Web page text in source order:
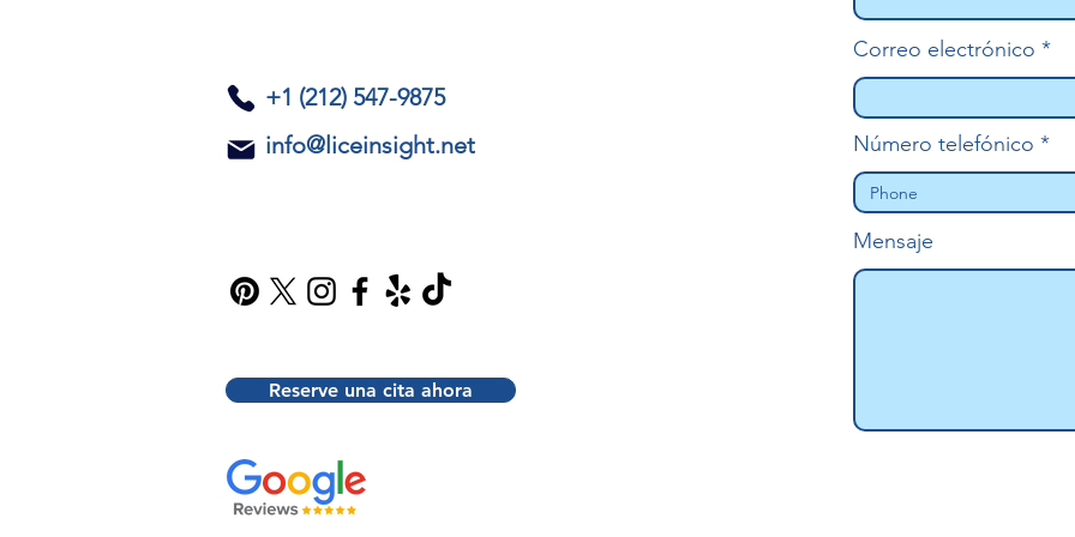
​+1 (212) 547-9875
info@liceinsight.net
Reserve una cita ahora
Correo electrónico
Número telefónico
Mensaje